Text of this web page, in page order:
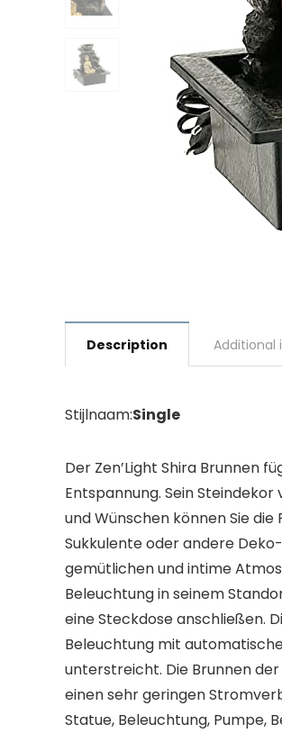
Description Additional
Stijlnaam:Single
Der Zen’Light Shira Brunnen
Entspannung. Sein
und Wünschen können Sie
Sukkulente oder andere
gemütlichen und intime
Beleuchtung in seinem
eine Steckdose anschließen.
Beleuchtung mit
unterstreicht. Die Brunnen
einen sehr geringen
Statue, Beleuchtung, Pumpe,